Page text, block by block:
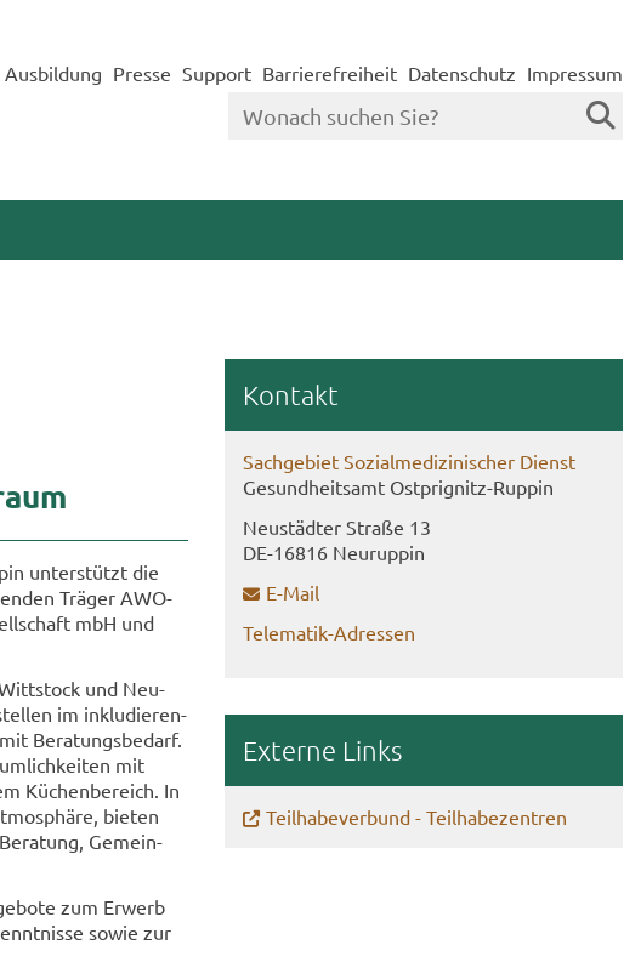
Ausbildung Presse Support Barrierefreiheit Datenschutz Impressum
un­ter­stützt die
Trä­ger AWO-​
mbH und
und Neu­
im in­klu­die­ren­
Be­ra­tungs­be­darf.
mit
Kü­chen­be­reich. In
bie­ten
Ge­mein­
zum Er­werb
sowie zur
Kon­takt
Sach­ge­biet So­zi­al­me­di­zi­ni­scher Dienst
Ge­sund­heits­amt Ostprignitz-​Ruppin
Neu­städ­ter Stra­ße 13
DE-​16816 Neu­rup­pin
E-​Mail
Telematik-​Adressen
Ex­ter­ne Links
Teil­ha­be­ver­bund - Teil­ha­be­zen­tren